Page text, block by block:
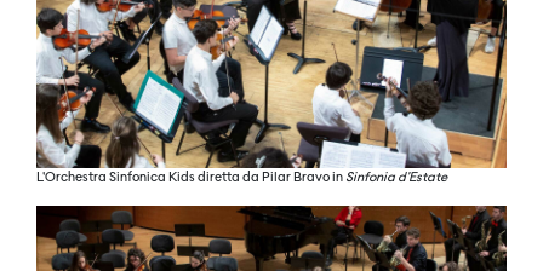
L'Orchestra Sinfonica Kids diretta da Pilar Bravo in Sinfonia d'Estate